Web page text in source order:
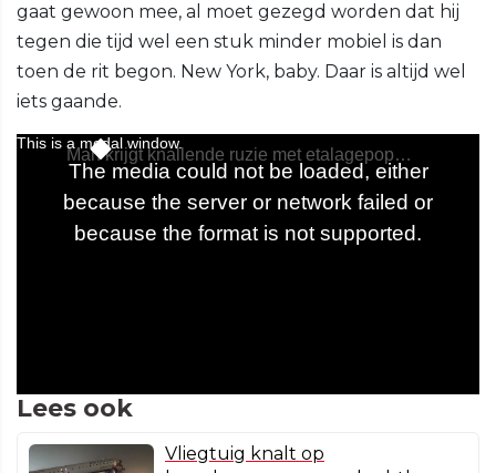
gaat gewoon mee, al moet gezegd worden dat hij
tegen die tijd wel een stuk minder mobiel is dan
toen de rit begon. New York, baby. Daar is altijd wel
iets gaande.
Lees ook
Vliegtuig knalt op